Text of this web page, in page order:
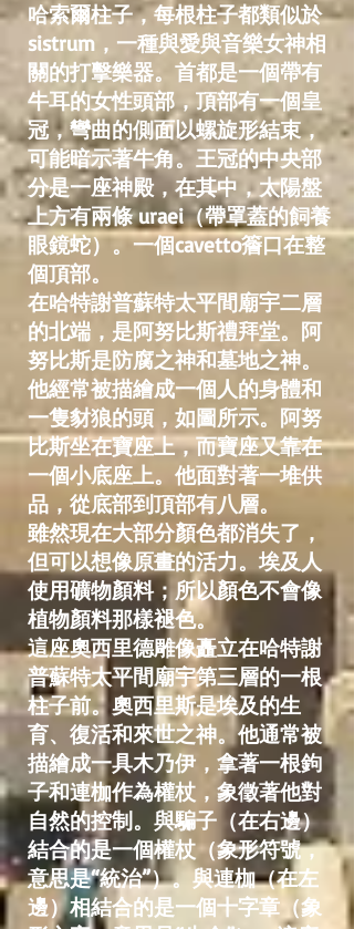
哈索爾柱子，每根柱子都類似於
sistrum，一種與愛與音樂女神相
關的打擊樂器。首都是一個帶有
牛耳的女性頭部，頂部有一個皇
冠，彎曲的側面以螺旋形結束，
可能暗示著牛角。王冠的中央部
分是一座神殿，在其中，太陽盤
上方有兩條 uraei（帶罩蓋的飼養
眼鏡蛇）。一個cavetto簷口在整
個頂部。
在哈特謝普蘇特太平間廟宇二層
的北端，是阿努比斯禮拜堂。阿
努比斯是防腐之神和墓地之神。
他經常被描繪成一個人的身體和
一隻豺狼的頭，如圖所示。阿努
比斯坐在寶座上，而寶座又靠在
一個小底座上。他面對著一堆供
品，從底部到頂部有八層。
雖然現在大部分顏色都消失了，
但可以想像原畫的活力。埃及人
使用礦物顏料；所以顏色不會像
植物顏料那樣褪色。
這座奧西里德雕像矗立在哈特謝
普蘇特太平間廟宇第三層的一根
柱子前。奧西里斯是埃及的生
育、復活和來世之神。他通常被
描繪成一具木乃伊，拿著一根鉤
子和連枷作為權杖，象徵著他對
自然的控制。與騙子（在右邊）
結合的是一個權杖（象形符號，
意思是“統治”）。與連枷（在左
邊）相結合的是一個十字章（象